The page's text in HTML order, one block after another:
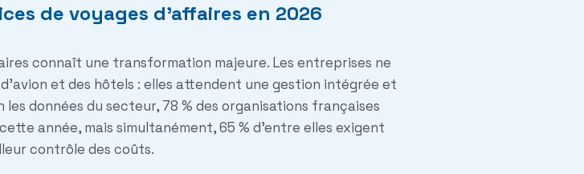
de voyages d'affaires en 2026
connaît une transformation majeure. Les entreprises ne
et des hôtels : elles attendent une gestion intégrée et
les données du secteur, 78 % des organisations françaises
année, mais simultanément, 65 % d'entre elles exigent
contrôle des coûts.